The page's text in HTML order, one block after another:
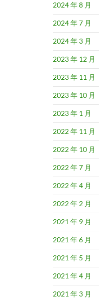
2024 年 8 月
2024 年 7 月
2024 年 3 月
2023 年 12 月
2023 年 11 月
2023 年 10 月
2023 年 1 月
2022 年 11 月
2022 年 10 月
2022 年 7 月
2022 年 4 月
2022 年 2 月
2021 年 9 月
2021 年 6 月
2021 年 5 月
2021 年 4 月
2021 年 3 月